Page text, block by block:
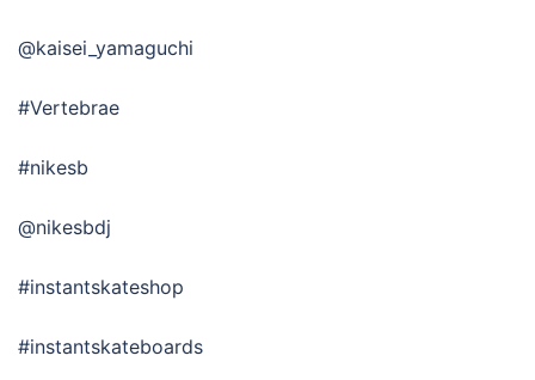
@kaisei_yamaguchi
#Vertebrae
#nikesb
@nikesbdj
#instantskateshop
#instantskateboards